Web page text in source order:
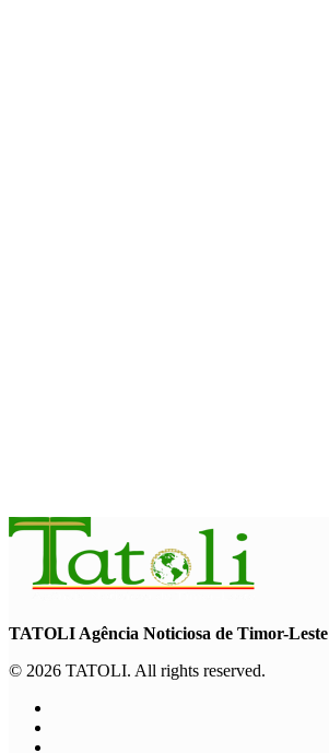
TATOLI Agência Noticiosa de Timor-Leste
© 2026 TATOLI. All rights reserved.